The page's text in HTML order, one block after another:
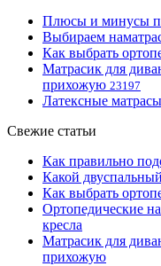
Плюсы и минусы
Выбираем
Как выбрать
Матрасик для
прихожую 23197
Латексные
Свежие статьи
Как правильно
Какой
Как выбрать
Ортопедические
кресла
Матрасик для
прихожую